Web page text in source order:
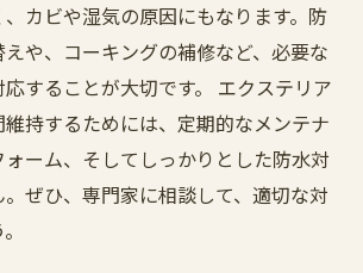
カビや湿気の原因にもなります。防
や、コーキングの補修など、必要な
することが大切です。 エクステリア
持するためには、定期的なメンテナ
ーム、そしてしっかりとした防水対
ぜひ、専門家に相談して、適切な対